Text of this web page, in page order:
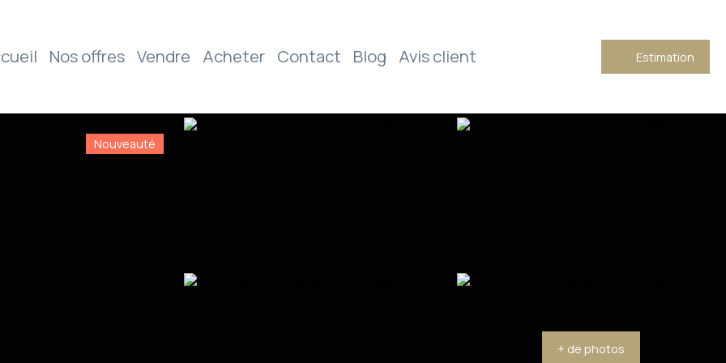
Nos offres Vendre Acheter Contact Blog Avis client Estimation
Nouveauté
+ de photos